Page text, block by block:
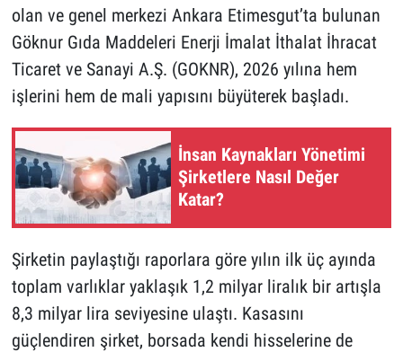
olan ve genel merkezi Ankara Etimesgut’ta bulunan
Göknur Gıda Maddeleri Enerji İmalat İthalat İhracat
Ticaret ve Sanayi A.Ş. (GOKNR), 2026 yılına hem
işlerini hem de mali yapısını büyüterek başladı.
İnsan Kaynakları Yönetimi
Şirketlere Nasıl Değer
Katar?
Şirketin paylaştığı raporlara göre yılın ilk üç ayında
toplam varlıklar yaklaşık 1,2 milyar liralık bir artışla
8,3 milyar lira seviyesine ulaştı. Kasasını
güçlendiren şirket, borsada kendi hisselerine de